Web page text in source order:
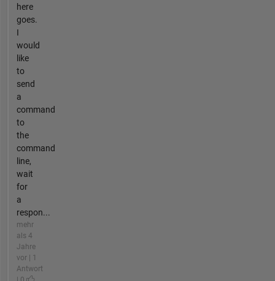
here
goes.
I
would
like
to
send
a
command
to
the
command
line,
wait
for
a
respon...
mehr
als 4
Jahre
vor | 1
Antwort